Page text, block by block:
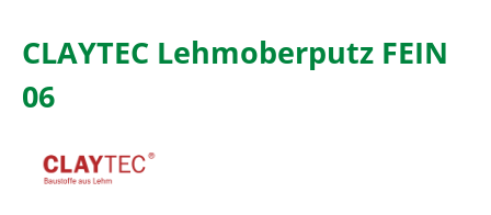
CLAYTEC Lehmoberputz FEIN
06